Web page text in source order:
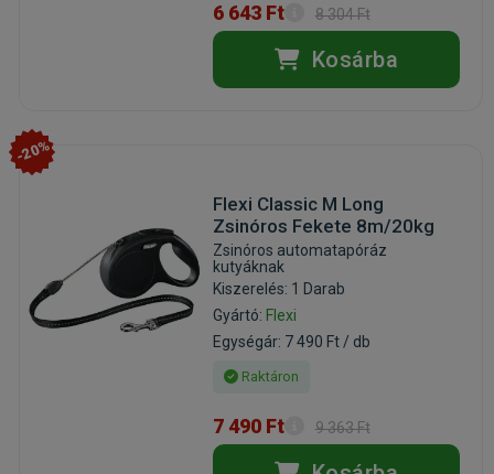
6 643 Ft 8 304 Ft
Kosárba
-20%
Flexi Classic M Long
Zsinóros Fekete 8m/20kg
Zsinóros automatapóráz
kutyáknak
Kiszerelés: 1 Darab
Gyártó: Flexi
Egységár: 7 490 Ft / db
Raktáron
7 490 Ft 9 363 Ft